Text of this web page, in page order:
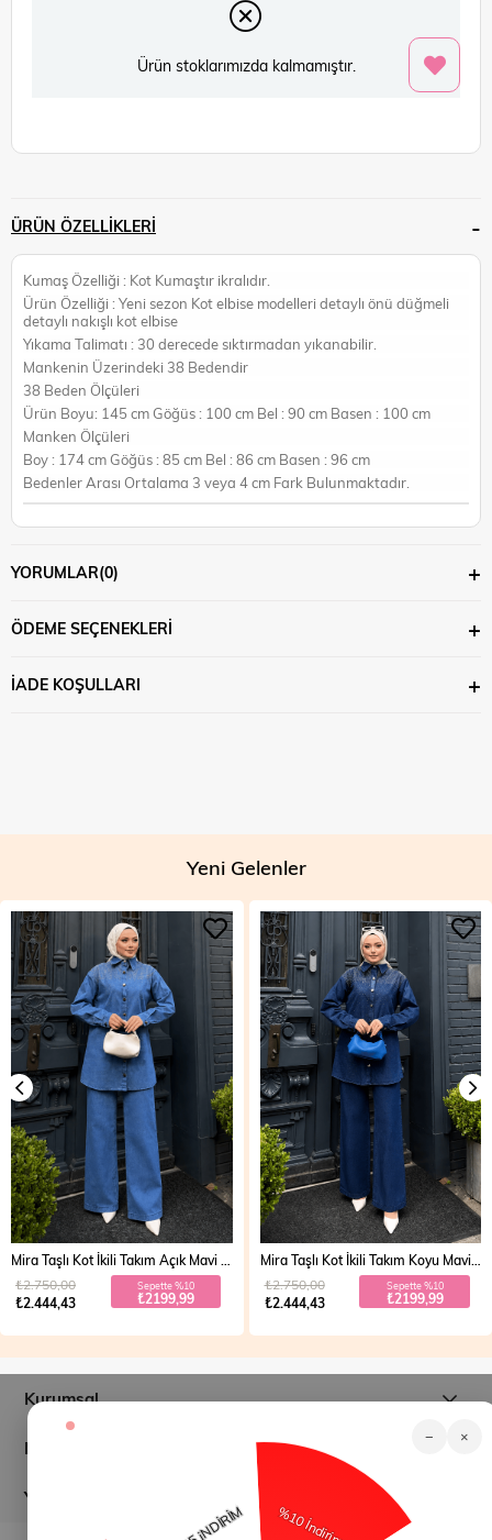
Ürün stoklarımızda kalmamıştır.
ÜRÜN ÖZELLIKLERI
Kumaş Özelliği : Kot Kumaştır ikralıdır.
Ürün Özelliği : Yeni sezon Kot elbise modelleri detaylı önü düğmeli
detaylı nakışlı kot elbise
Yıkama Talimatı : 30 derecede sıktırmadan yıkanabilir.
Mankenin Üzerindeki 38 Bedendir
38 Beden Ölçüleri
Ürün Boyu: 145 cm Göğüs : 100 cm Bel : 90 cm Basen : 100 cm
Manken Ölçüleri
Boy : 174 cm Göğüs : 85 cm Bel : 86 cm Basen : 96 cm
Bedenler Arası Ortalama 3 veya 4 cm Fark Bulunmaktadır.
YORUMLAR(0)
ÖDEME SEÇENEKLERI
İADE KOŞULLARI
Yeni Gelenler
₺2.444,43
₺2.750,00 Sepette %10
₺2199,99
Mira Taşlı Kot İkili Takım Koyu Mavi 19286
₺2.444,43
₺2.750,00 Sepette %10
₺2199,99
Kurumsal
Müşteri İlişkileri
Yardım
− ×